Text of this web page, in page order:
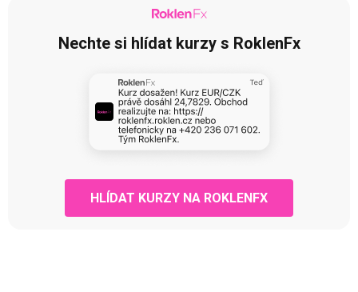
Nechte si hlídat kurzy s RoklenFx
HLÍDAT KURZY NA ROKLENFX